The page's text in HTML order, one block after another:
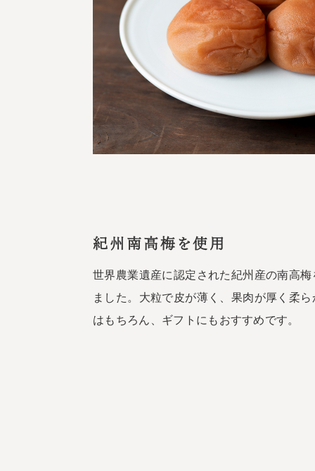
紀州南高梅を使用
世界農業遺産に認定された紀州産の南高
ました。大粒で皮が薄く、果肉が厚く柔
はもちろん、ギフトにもおすすめです。